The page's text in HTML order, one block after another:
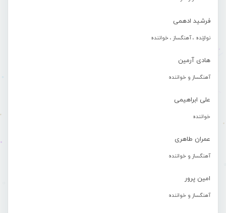
فرشید ادهمی
نوازنده ، آهنگساز ، خواننده
هادی آرمین
آهنگساز و خواننده
علی ابراهیمی
خواننده
عمران طاهری
آهنگساز و خواننده
امین پرور
آهنگساز و خواننده